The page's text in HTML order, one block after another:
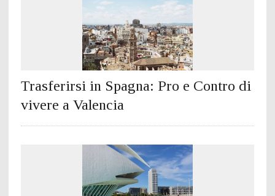
Trasferirsi in Spagna: Pro e Contro di
vivere a Valencia